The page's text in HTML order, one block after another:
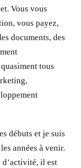
Vous vous
vous payez,
documents, des
tous
débuts et je suis
années à venir.
d’activité, il est